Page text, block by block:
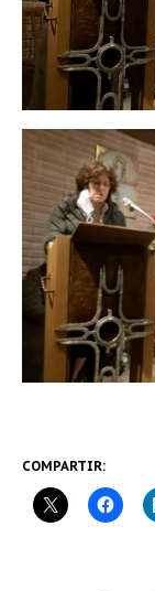
COMPARTIR: